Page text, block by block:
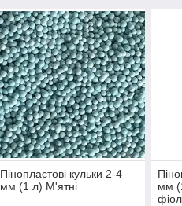
Пінопластові кульки 2-4
мм (1 л) М'ятні
мм